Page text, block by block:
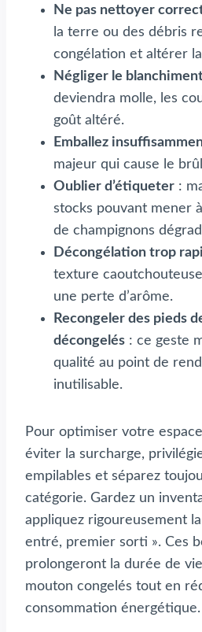
Ne pas nettoyer
la terre ou des débris
congélation et altérer
Négliger le
deviendra molle, les
goût altéré.
Emballez
majeur qui cause le
Oublier d’étiqueter :
stocks pouvant mener
de champignons
Décongélation trop
texture
une perte d’arôme.
Recongeler des pieds
décongelés : ce geste
qualité au point de
inutilisable.
Pour optimiser votre
éviter la surcharge,
empilables et séparez
catégorie. Gardez un
appliquez rigoureusement
entré, premier sorti ». Ces
prolongeront la durée de
mouton congelés tout en
consommation énergétique.